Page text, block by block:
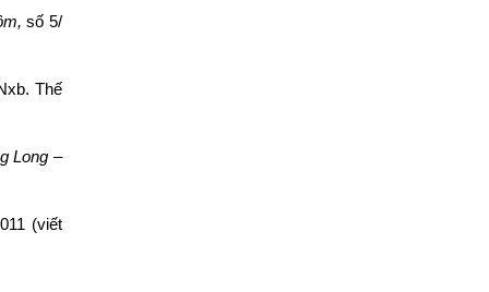
số 5/
Thế
Long –
(viết